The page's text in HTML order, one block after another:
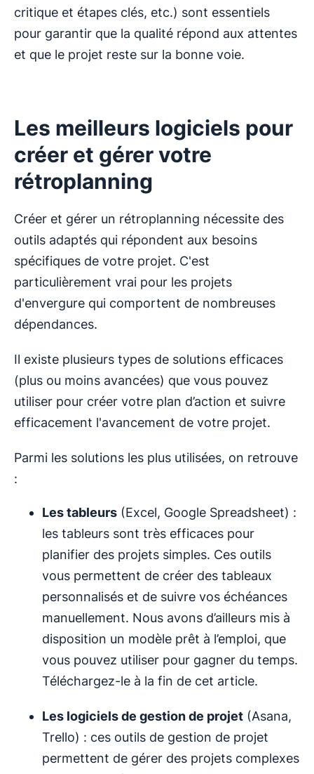
critique et étapes clés, etc.) sont essentiels
pour garantir que la qualité répond aux attentes
et que le projet reste sur la bonne voie.
Les meilleurs logiciels pour
créer et gérer votre
rétroplanning
Créer et gérer un rétroplanning nécessite des
outils adaptés qui répondent aux besoins
spécifiques de votre projet. C'est
particulièrement vrai pour les projets
d'envergure qui comportent de nombreuses
dépendances.
Il existe plusieurs types de solutions efficaces
(plus ou moins avancées) que vous pouvez
utiliser pour créer votre plan d’action et suivre
efficacement l'avancement de votre projet.
Parmi les solutions les plus utilisées, on retrouve
:
Les tableurs (Excel, Google Spreadsheet) :
les tableurs sont très efficaces pour
planifier des projets simples. Ces outils
vous permettent de créer des tableaux
personnalisés et de suivre vos échéances
manuellement. Nous avons d’ailleurs mis à
disposition un modèle prêt à l’emploi, que
vous pouvez utiliser pour gagner du temps.
Téléchargez-le à la fin de cet article.
Les logiciels de gestion de projet (Asana,
Trello) : ces outils de gestion de projet
permettent de gérer des projets complexes